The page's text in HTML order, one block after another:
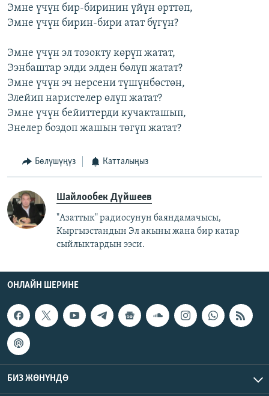
Эмне үчүн бир-биринин үйүн өрттөп,
Эмне үчүн бирин-бири атат бүгүн?
Эмне үчүн эл тозокту көрүп жатат,
Ээнбаштар элди элден бөлүп жатат?
Эмне үчүн эч нерсени түшүнбөстөн,
Элейип наристелер өлүп жатат?
Эмне үчүн бейиттерди кучакташып,
Энелер боздоп жашын төгүп жатат?
Бөлүшүңүз Катталыңыз
Шайлообек Дүйшеев
"Азаттык" радиосунун баяндамачысы,
Кыргызстандын Эл акыны жана бир катар
сыйлыктардын ээси.
ОНЛАЙН ШЕРИНЕ
БИЗ ЖӨНҮНДӨ